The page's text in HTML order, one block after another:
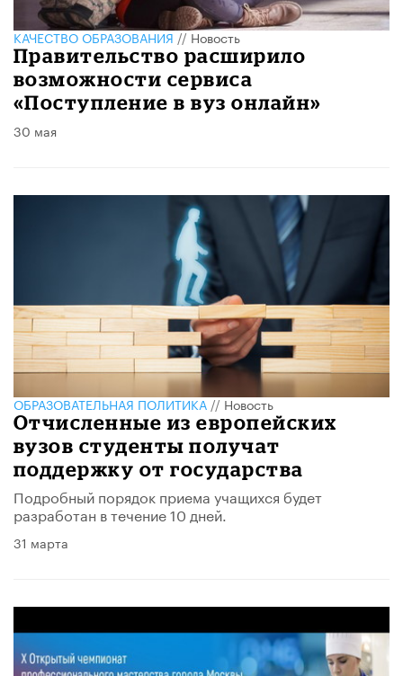
КАЧЕСТВО ОБРАЗОВАНИЯ//Новость
Правительство расширило
возможности сервиса
«Поступление в вуз онлайн»
30 мая
ОБРАЗОВАТЕЛЬНАЯ ПОЛИТИКА//Новость
Отчисленные из европейских
вузов студенты получат
поддержку от государства
Подробный порядок приема учащихся будет
разработан в течение 10 дней.
31 марта